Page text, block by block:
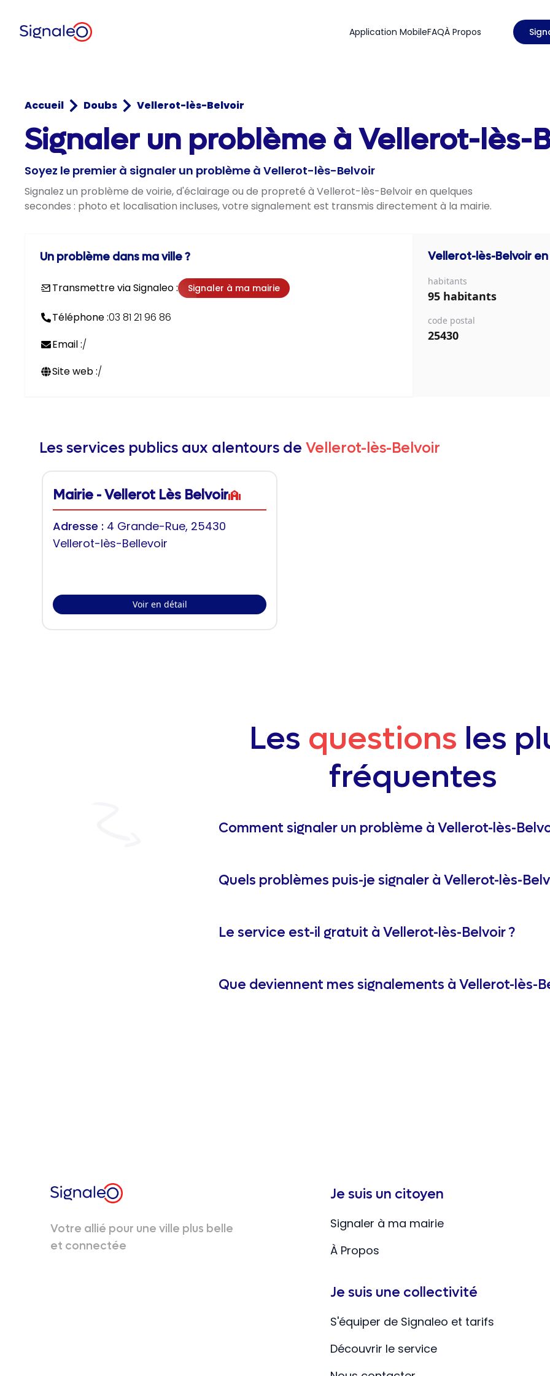
Application MobileFAQÀ Propos
Accueil Doubs Vellerot-lès-Belvoir
Signaler un problème à Vellerot-lès-
Soyez le premier à signaler un problème à Vellerot-lès-Belvoir
Signalez un problème de voirie, d'éclairage ou de propreté à Vellerot-lès-Belvoir en quelques
secondes : photo et localisation incluses, votre signalement est transmis directement à la mairie.
Un problème dans ma ville ?
Transmettre via Signaleo : Signaler à ma mairie
Téléphone :03 81 21 96 86
Email :/
Site web :/
Vellerot-lès-Belvoir
habitants
95 habitants
code postal
25430
Les services publics aux alentours de Vellerot-lès-Belvoir
Mairie - Vellerot Lès Belvoir
Adresse : 4 Grande-Rue, 25430
Vellerot-lès-Bellevoir
Voir en détail
Les questions les
fréquentes
Comment signaler un problème à Vellerot-lès-
Quels problèmes puis-je signaler à Vellerot-lès-
Le service est-il gratuit à Vellerot-lès-Belvoir ?
Que deviennent mes signalements à Vellerot-lès-
Votre allié pour une ville plus belle
et connectée
Je suis un citoyen
Signaler à ma mairie
À Propos
Je suis une collectivité
S'équiper de Signaleo et tarifs
Découvrir le service